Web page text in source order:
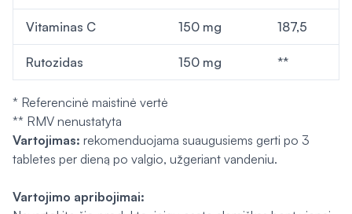
Vitaminas C 150 mg 187,5
Rutozidas 150 mg **
* Referencinė maistinė vertė
** RMV nenustatyta
Vartojimas: rekomenduojama suaugusiems gerti po 3
tabletes per dieną po valgio, užgeriant vandeniu.
Vartojimo apribojimai: